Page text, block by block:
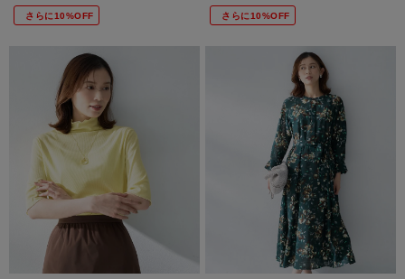
さらに10%OFF さらに10%OFF